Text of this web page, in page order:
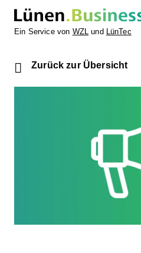
Ein Service von WZL und LünTec
Zurück zur Übersicht